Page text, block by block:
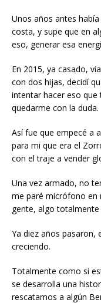
Unos años antes
costa, y supe que en
eso, generar esa
En 2015, ya casado,
con dos hijas, decidí
intentar hacer eso
quedarme con la duda.
Así fue que empecé a
para mi que era el
con el traje a vender
Una vez armado, no
me paré micrófono en
gente, algo
Ya diez años pasaron,
creciendo.
Totalmente como si
se desarrolla una
rescatamos a algún